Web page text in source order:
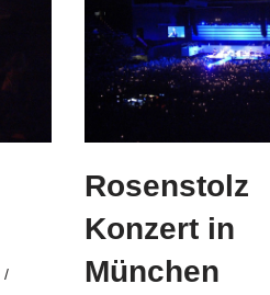
Rosenstolz
Konzert in
München